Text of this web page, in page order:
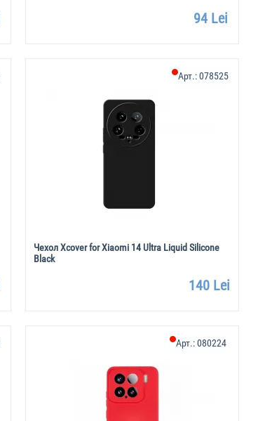
94 Lei
Чехол Xcover for Xiaomi 14 Ultra Liquid Silicone
Black
Арт.:078525
140 Lei
Арт.:080224